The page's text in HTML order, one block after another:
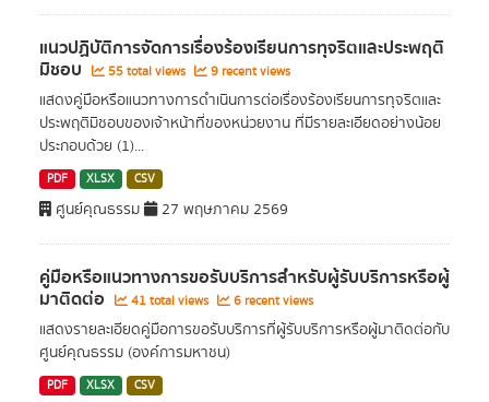
แนวปฏิบัติการจัดการเรื่องร้องเรียนการทุจริตและประพฤติ
มิชอบ 55 total views 9 recent views
แสดงคู่มือหรือแนวทางการดำเนินการต่อเรื่องร้องเรียนการทุจริตและ
ประพฤติมิชอบของเจ้าหน้าที่ของหน่วยงาน ที่มีรายละเอียดอย่างน้อย
ประกอบด้วย (1)...
PDF XLSX CSV
ศูนย์คุณธรรม 27 พฤษภาคม 2569
คู่มือหรือแนวทางการขอรับบริการสำหรับผู้รับบริการหรือผู้
มาติดต่อ 41 total views 6 recent views
แสดงรายละเอียดคู่มือการขอรับบริการที่ผู้รับบริการหรือผู้มาติดต่อกับ
ศูนย์คุณธรรม (องค์การมหาชน)
PDF XLSX CSV